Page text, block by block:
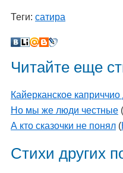
Теги: сатира
Читайте еще
Кайерканское
Но мы же люди честные (
А кто сказочки не понял (
Стихи других